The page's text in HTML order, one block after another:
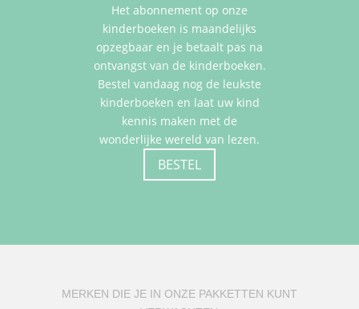
Het abonnement op onze
kinderboeken is maandelijks
opzegbaar en je betaalt pas na
ontvangst van de kinderboeken.
Bestel vandaag nog de leukste
kinderboeken en laat uw kind
kennis maken met de
wonderlijke wereld van lezen.
BESTEL
MERKEN DIE JE IN ONZE PAKKETTEN KUNT